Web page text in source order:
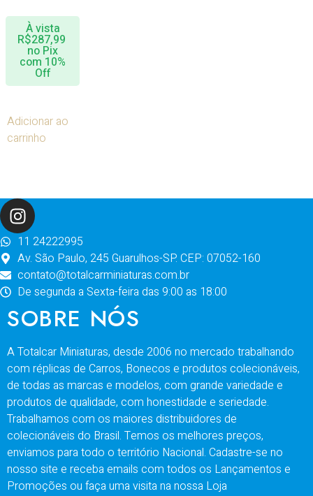
À vista
R$287,99
no Pix
com 10%
Off
Adicionar ao
carrinho
11 24222995
Av. São Paulo, 245 Guarulhos-SP. CEP: 07052-160
contato@totalcarminiaturas.com.br
De segunda a Sexta-feira das 9:00 as 18:00
SOBRE NÓS
A Totalcar Miniaturas, desde 2006 no mercado trabalhando
com réplicas de Carros, Bonecos e produtos colecionáveis,
de todas as marcas e modelos, com grande variedade e
produtos de qualidade, com honestidade e seriedade.
Trabalhamos com os maiores distribuidores de
colecionáveis do Brasil. Temos os melhores preços,
enviamos para todo o território Nacional. Cadastre-se no
nosso site e receba emails com todos os Lançamentos e
Promoções ou faça uma visita na nossa Loja